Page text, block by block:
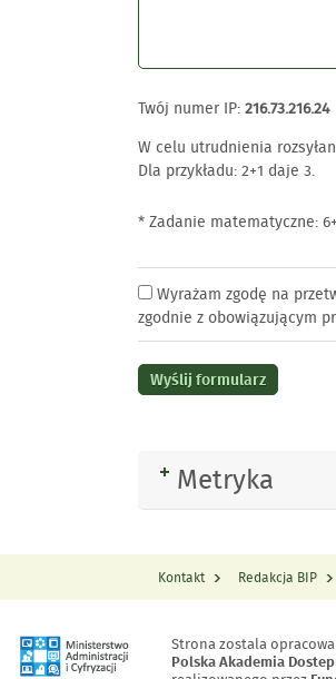
Twój numer IP:
W celu utrudnienia
Dla przykładu: 2+1 daje 3.
* Zadanie matematyczne:
Wyrażam zgodę na
zgodnie z obowiązującym
Rozwiń
Metryka
Kontakt Redakcja BIP
Strona zostala
Polska Akademia